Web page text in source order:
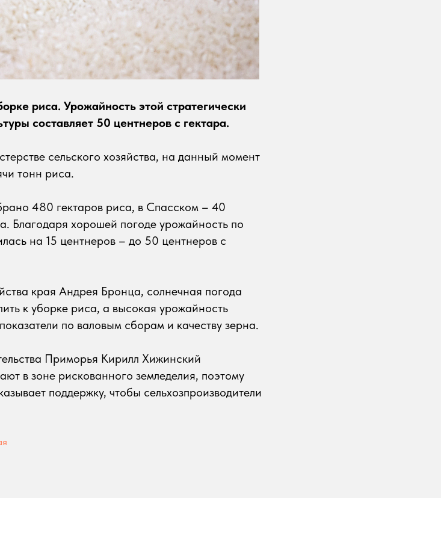
риса. Урожайность этой стратегически
составляет 50 центнеров с гектара.
сельского хозяйства, на данный момент
тонн риса.
480 гектаров риса, в Спасском – 40
Благодаря хорошей погоде урожайность по
на 15 центнеров – до 50 центнеров с
края Андрея Бронца, солнечная погода
к уборке риса, а высокая урожайность
по валовым сборам и качеству зерна.
Приморья Кирилл Хижинский
в зоне рискованного земледелия, поэтому
поддержку, чтобы сельхозпроизводители